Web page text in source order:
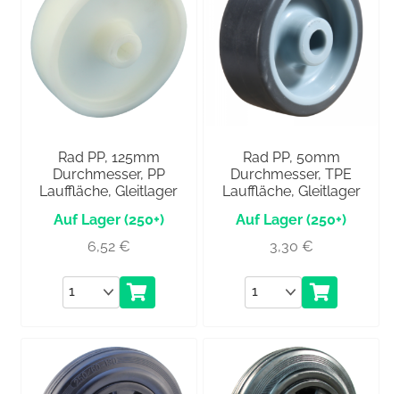
Rad PP, 125mm
Durchmesser, PP
Lauffläche, Gleitlager
(250+)
6,52 €
Anzahl
Rad PP, 50mm
Durchmesser, TPE
Lauffläche, Gleitlager
(250+)
3,30 €
Anzahl